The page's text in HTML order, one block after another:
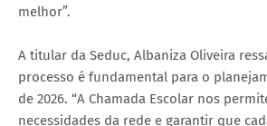
melhor”.
A titular da Seduc, Albaniza Oliveira
processo é fundamental para o
de 2026. “A Chamada Escolar nos
necessidades da rede e garantir que